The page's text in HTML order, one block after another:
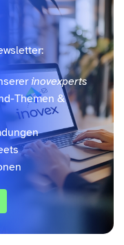
inovexperts
Themen &